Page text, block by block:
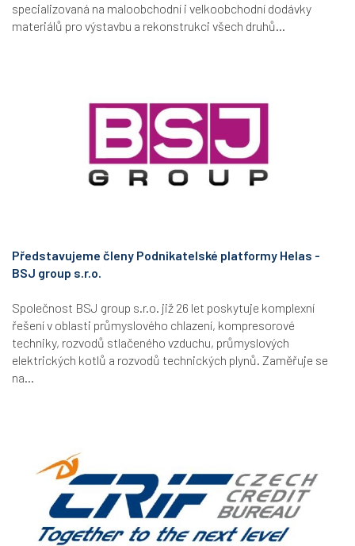
specializovaná na maloobchodní i velkoobchodní dodávky
materiálů pro výstavbu a rekonstrukci všech druhů...
Představujeme členy Podnikatelské platformy Helas -
BSJ group s.r.o.
Společnost BSJ group s.r.o. již 26 let poskytuje komplexní
řešení v oblasti průmyslového chlazení, kompresorové
techniky, rozvodů stlačeného vzduchu, průmyslových
elektrických kotlů a rozvodů technických plynů. Zaměřuje se
na...